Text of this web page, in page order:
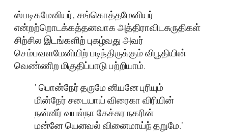
ஸ்படிகமேனியர்‌, சங்‌கொத்தமேனியர்‌
என்றற்றொடக்கத்தனவாக அத்திராவிடசுருதிகள்‌
சிற்சில இடங்களிற்‌ புகழ்வது அவர்‌
செம்பவளமேனியிற்‌ படிந்திருக்கும்‌ விபூதியின்‌
வெண்ணிற மிகுதிப்பாடு பற்றியாம்‌.
‘ பொன்நேர் தருமே னியனே புரியும்
மின்நேர் சடையாய் விரைகா விரியின்
நன்னீர் வயல்நா கேச்சுர நகரின்
மன்னே யெனவல் வினைமாய்ந் தறுமே.’